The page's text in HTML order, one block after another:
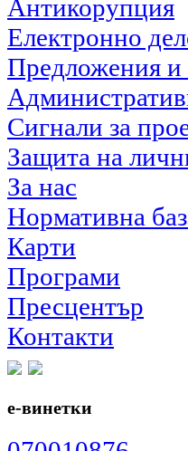
Антикорупция
Електронно
Предложения и
Сигнали за
Защита на
За нас
Нормативна
Карти
Програми
Пресцентър
Контакти
е-винетки